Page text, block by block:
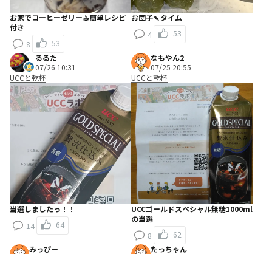
お家でコーヒーゼリー☕︎簡単レシピ
付き
8
53
お団子🍡タイム
4
53
るるた
07/26 10:31
UCCと乾杯
当選しましたっ！！
14
64
なもやん2
07/25 20:55
UCCと乾杯
UCCゴールドスペシャル無糖1000ml
の当選
8
62
みっぴー
たっちゃん